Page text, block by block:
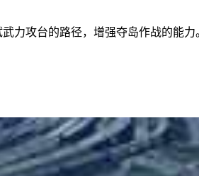
力攻台的路径，增强夺岛作战的能